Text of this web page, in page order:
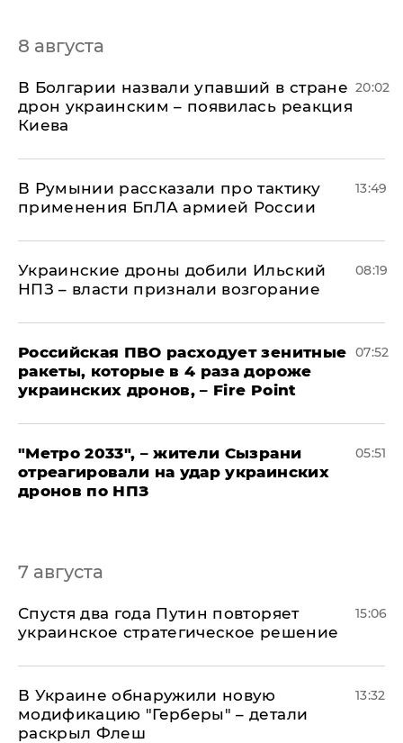
8 августа
В Болгарии назвали упавший в стране
дрон украинским – появилась реакция
Киева
20:02
В Румынии рассказали про тактику
применения БпЛА армией России
13:49
Украинские дроны добили Ильский
НПЗ – власти признали возгорание
08:19
Российская ПВО расходует зенитные
ракеты, которые в 4 раза дороже
украинских дронов, – Fire Point
07:52
"Метро 2033", – жители Сызрани
отреагировали на удар украинских
дронов по НПЗ
05:51
7 августа
Спустя два года Путин повторяет
украинское стратегическое решение
15:06
В Украине обнаружили новую
модификацию "Герберы" – детали
раскрыл Флеш
13:32